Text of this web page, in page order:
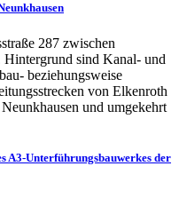
287 zwischen
Hintergrund sind Kanal- und
beziehungsweise
von Elkenroth
und umgekehrt
A3-Unterführungsbauwerkes der